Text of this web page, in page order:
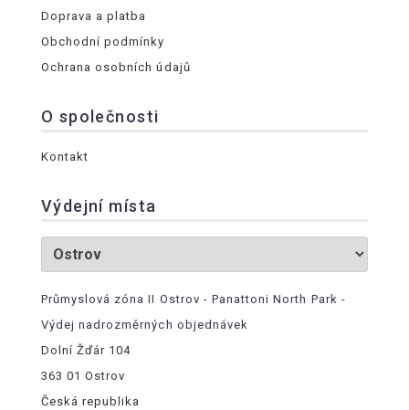
Doprava a platba
Obchodní podmínky
Ochrana osobních údajů
O společnosti
Kontakt
Výdejní místa
Průmyslová zóna II Ostrov - Panattoni North Park -
Výdej nadrozměrných objednávek
Dolní Žďár 104
363 01 Ostrov
Česká republika